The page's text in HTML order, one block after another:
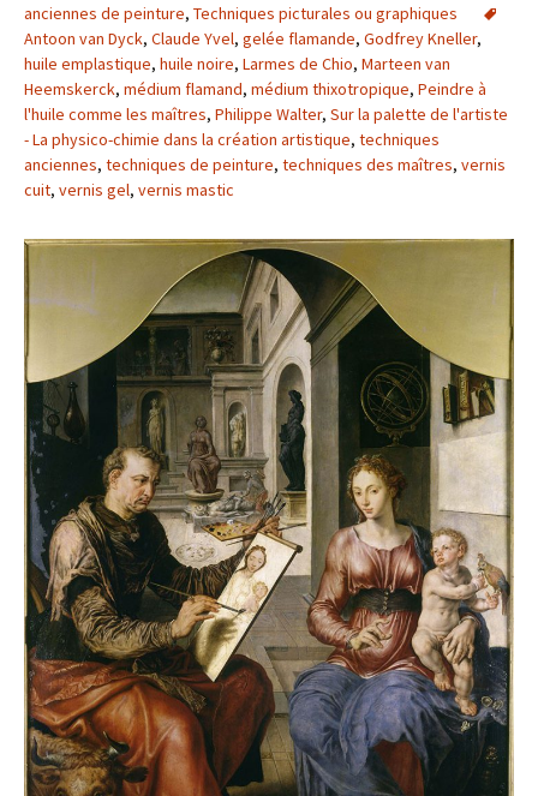
anciennes de peinture, Techniques picturales ou graphiques
Antoon van Dyck, Claude Yvel, gelée flamande, Godfrey Kneller,
huile emplastique, huile noire, Larmes de Chio, Marteen van
Heemskerck, médium flamand, médium thixotropique, Peindre à
l'huile comme les maîtres, Philippe Walter, Sur la palette de l'artiste
- La physico-chimie dans la création artistique, techniques
anciennes, techniques de peinture, techniques des maîtres, vernis
cuit, vernis gel, vernis mastic